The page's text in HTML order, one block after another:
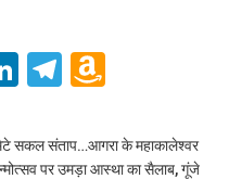
LinkedIn
Telegram
List
सकल संताप…आगरा के महाकालेश्वर
पर उमड़ा आस्था का सैलाब, गूंजे